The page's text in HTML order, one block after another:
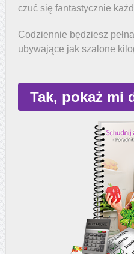
czuć się fantastycznie
Codziennie będziesz
ubywające jak szalone
Tak, pokaż mi